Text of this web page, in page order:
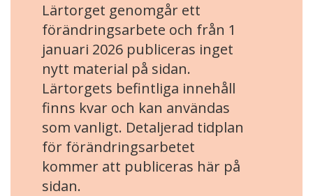
Lärtorget genomgår ett
förändringsarbete och från 1
januari 2026 publiceras inget
nytt material på sidan.
Lärtorgets befintliga innehåll
finns kvar och kan användas
som vanligt. Detaljerad tidplan
för förändringsarbetet
kommer att publiceras här på
sidan.